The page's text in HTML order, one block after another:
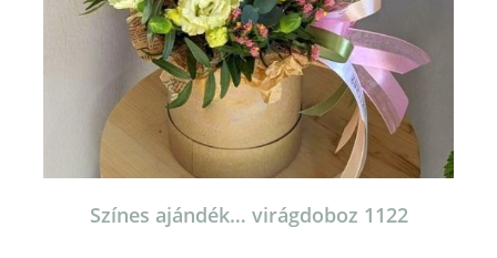
Színes ajándék… virágdoboz 1122